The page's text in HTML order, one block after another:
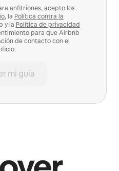
anfitriones, acepto los
, la Política contra la
y la Política de privacidad
para que Airbnb
de contacto con el
mi guía